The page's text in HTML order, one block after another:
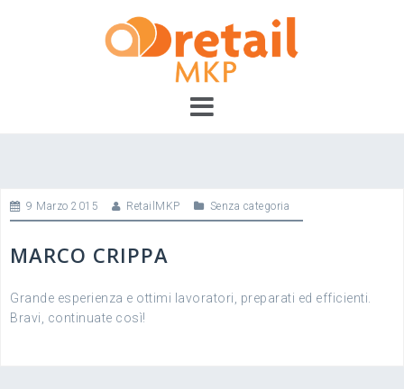
9 Marzo 2015 RetailMKP Senza categoria
MARCO CRIPPA
Grande esperienza e ottimi lavoratori, preparati ed efficienti.
Bravi, continuate così!